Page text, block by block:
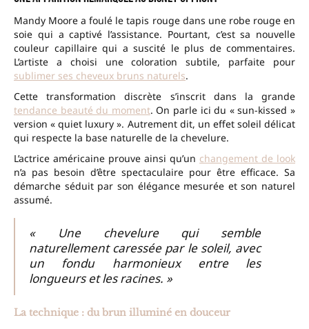
Mandy Moore a foulé le tapis rouge dans une robe rouge en
soie qui a captivé l’assistance. Pourtant, c’est sa nouvelle
couleur capillaire qui a suscité le plus de commentaires.
L’artiste a choisi une coloration subtile, parfaite pour
sublimer ses cheveux bruns naturels.
Cette transformation discrète s’inscrit dans la grande
tendance beauté du moment. On parle ici du « sun-kissed »
version « quiet luxury ». Autrement dit, un effet soleil délicat
qui respecte la base naturelle de la chevelure.
L’actrice américaine prouve ainsi qu’un changement de look
n’a pas besoin d’être spectaculaire pour être efficace. Sa
démarche séduit par son élégance mesurée et son naturel
assumé.
« Une chevelure qui semble
naturellement caressée par le soleil, avec
un fondu harmonieux entre les
longueurs et les racines. »
La technique : du brun illuminé en douceur